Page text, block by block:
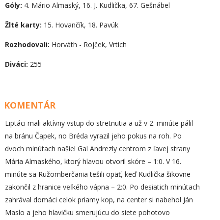
Góly: 4. Mário Almaský, 16. J. Kudlička, 67. Gešnábel
Žlté karty: 15. Hovančík, 18. Pavúk
Rozhodovali: Horváth - Rojček, Vrtich
Diváci: 255
KOMENTÁR
Liptáci mali aktívny vstup do stretnutia a už v 2. minúte pálil
na bránu Čapek, no Bréda vyrazil jeho pokus na roh. Po
dvoch minútach našiel Gal Andrezly centrom z ľavej strany
Mária Almaského, ktorý hlavou otvoril skóre – 1:0. V 16.
minúte sa Ružomberčania tešili opäť, keď Kudlička šikovne
zakončil z hranice veľkého vápna – 2:0. Po desiatich minútach
zahrával domáci celok priamy kop, na center si nabehol Ján
Maslo a jeho hlavičku smerujúcu do siete pohotovo